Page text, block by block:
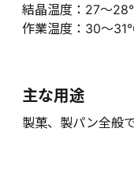
結晶温度：27～
作業温度：30～
主な用途
製菓、製パン全般